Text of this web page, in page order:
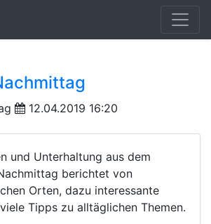
12.04.2019 16:20
und Unterhaltung aus dem
berichtet von
Orten, dazu interessante
Tipps zu alltäglichen Themen.